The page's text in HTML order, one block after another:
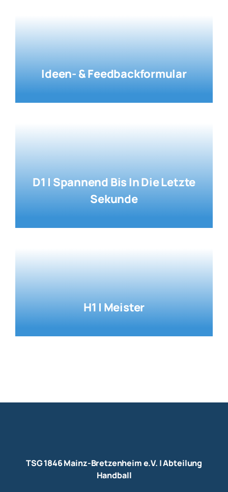
Ideen- & Feedbackformular
D1 | Spannend Bis In Die Letzte
Sekunde
H1 | Meister
TSG 1846 Mainz-Bretzenheim e.V. | Abteilung
Handball